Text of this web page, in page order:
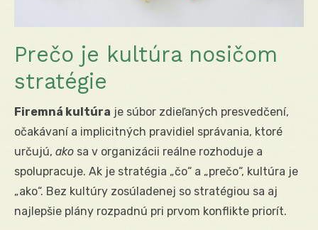
Prečo je kultúra nosičom
stratégie
Firemná kultúra je súbor zdieľaných presvedčení,
očakávaní a implicitných pravidiel správania, ktoré
určujú, ako sa v organizácii reálne rozhoduje a
spolupracuje. Ak je stratégia „čo“ a „prečo“, kultúra je
„ako“. Bez kultúry zosúladenej so stratégiou sa aj
najlepšie plány rozpadnú pri prvom konflikte priorít.